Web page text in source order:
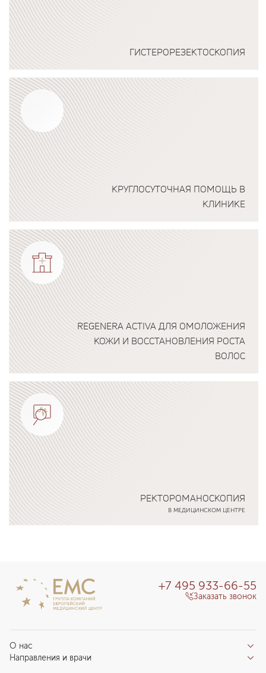
ГИСТЕРОРЕЗЕКТОСКОПИЯ
Подробнее о программе
КРУГЛОСУТОЧНАЯ ПОМОЩЬ В
КЛИНИКЕ
Подробнее о программе
REGENERA ACTIVA ДЛЯ ОМОЛОЖЕНИЯ
КОЖИ И ВОССТАНОВЛЕНИЯ РОСТА
ВОЛОС
Подробнее о программе
РЕКТОРОМАНОСКОПИЯ
В МЕДИЦИНСКОМ ЦЕНТРЕ
О нас
Отзывы пациентов
Направления и врачи
+7 495 933-66-55
Заказать звонок